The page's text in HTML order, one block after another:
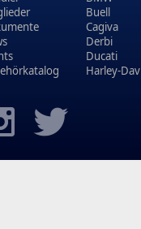
Buell
Cagiva
Derbi
Ducati
Harley-